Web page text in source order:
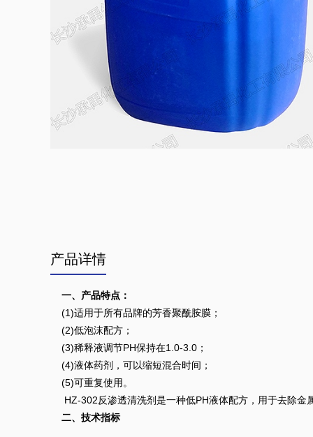
产品详情
一、产品特点：
(1)适用于所有品牌的芳香聚酰胺膜；
(2)低泡沫配方；
(3)稀释液调节PH保持在1.0-3.0；
(4)液体药剂，可以缩短混合时间；
(5)可重复使用。
HZ-302反渗透清洗剂是一种低PH液体配方，用于去除金
二、技术指标